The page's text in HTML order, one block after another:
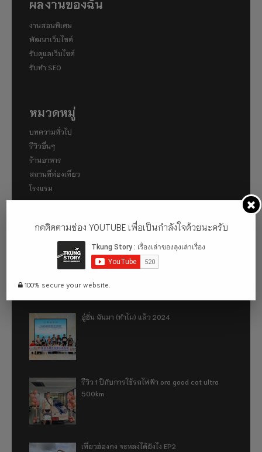
ผลงานของฉัน
งานสอนพิเศษ
พัฒนาเว็บไซต์
รับดูแลเว็บไซต์
รับทำ SEO
หมวดหมู่
บทความทั่วไป
รีวิวอื่นๆ
ร้านอาหาร
สถานที่ท่องเที่ยว
โรงแรม
เรื่องที่น่าสนใจ
พาไปเดินคามิโคจิ (Kamigōchi) แหล่งท่องเที่ยวทาง
ธรรมชาติที่ตั้งอยู่ในเขตเทือกเขาแอลป์ญี่ปุ่น
อู่ฮั่น ฉันมา (ทำไม) แล้ว 2024
รีวิว 1 ปีกับการใช้รถไฟฟ้า ora good cat ultra
500km
เที่ยวฮ่องกง จะหลงได้ยังไง EP2
กดติดตามช่อง YOUTUBE เพื่อเป็นกำลังใจด้วยนะครับ
100% secure your website.